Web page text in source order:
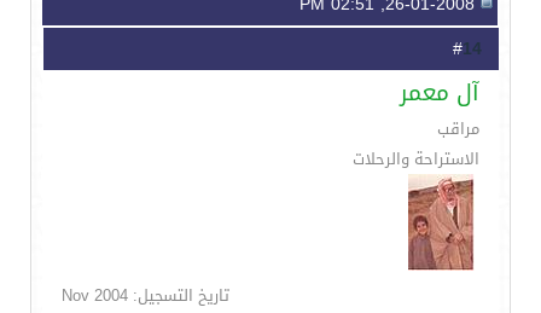
14
آل معمر
مراقب
الاستراحة والرحلات
تاريخ التسجيل: Nov 2004